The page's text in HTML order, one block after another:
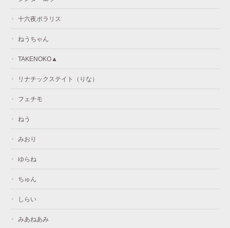
十六夜ポラリス
ねうちゃん
TAKENOKO▲
リナチックステイト（りな）
フェチモ
ねう
みおり
ゆらね
ちゅん
しらい
みあねあみ